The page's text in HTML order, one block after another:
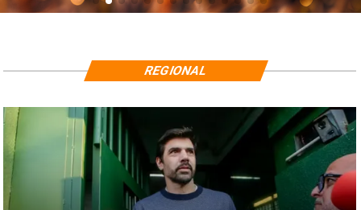
REGIONAL